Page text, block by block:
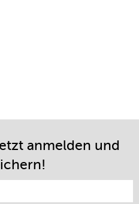
anmelden und